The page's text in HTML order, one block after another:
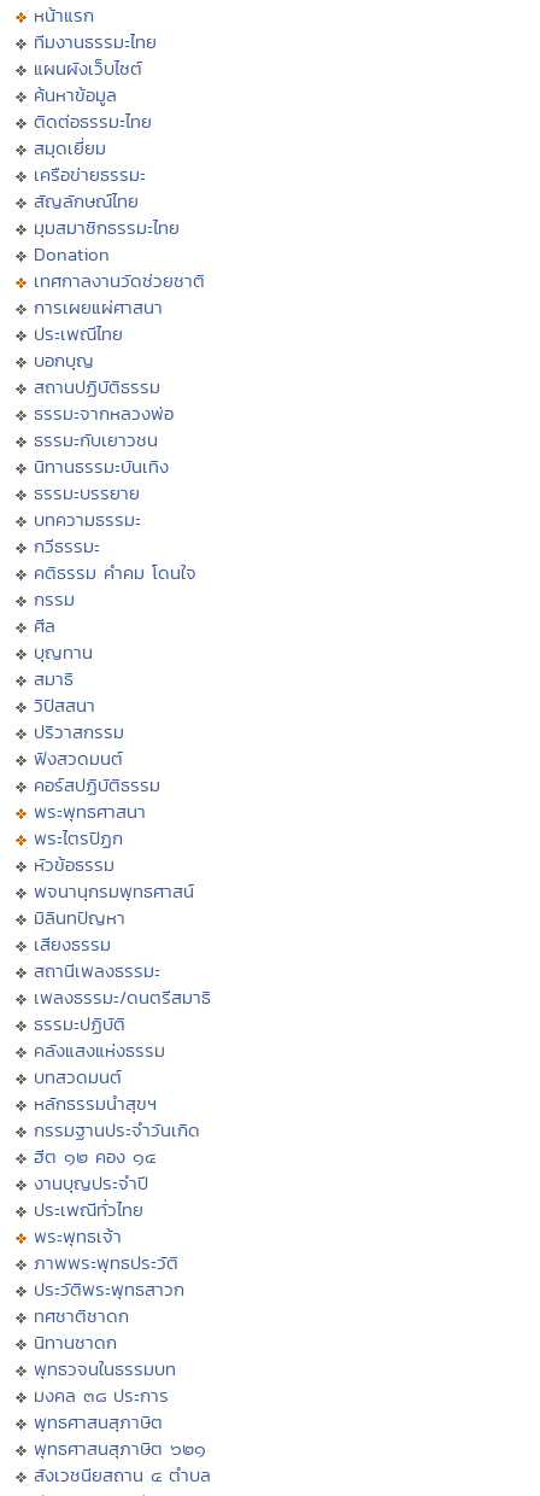
หน้าแรก
ทีมงานธรรมะไทย
แผนผังเว็บไซต์
ค้นหาข้อมูล
ติดต่อธรรมะไทย
สมุดเยี่ยม
เครือข่ายธรรมะ
สัญลักษณ์ไทย
มุมสมาชิกธรรมะไทย
Donation
เทศกาลงานวัดช่วยชาติ
การเผยแผ่ศาสนา
ประเพณีไทย
บอกบุญ
สถานปฏิบัติธรรม
ธรรมะจากหลวงพ่อ
ธรรมะกับเยาวชน
นิทานธรรมะบันเทิง
ธรรมะบรรยาย
บทความธรรมะ
กวีธรรมะ
คติธรรม คำคม โดนใจ
กรรม
ศีล
บุญทาน
สมาธิ
วิปัสสนา
ปริวาสกรรม
ฟังสวดมนต์
คอร์สปฏิบัติธรรม
พระพุทธศาสนา
พระไตรปิฏก
หัวข้อธรรม
พจนานุกรมพุทธศาสน์
มิลินทปัญหา
เสียงธรรม
สถานีเพลงธรรมะ
เพลงธรรมะ/ดนตรีสมาธิ
ธรรมะปฏิบัติ
คลังแสงแห่งธรรม
บทสวดมนต์
หลักธรรมนำสุขฯ
กรรมฐานประจำวันเกิด
ฮีต ๑๒ คอง ๑๔
งานบุญประจำปี
ประเพณีทั่วไทย
พระพุทธเจ้า
ภาพพระพุทธประวัติ
ประวัติพระพุทธสาวก
ทศชาติชาดก
นิทานชาดก
พุทธวจนในธรรมบท
มงคล ๓๘ ประการ
พุทธศาสนสุภาษิต
พุทธศาสนสุภาษิต ๖๒๑
สังเวชนียสถาน ๔ ตำบล